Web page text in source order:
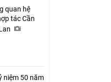
quan hệ
tác Cần
niệm 50 năm